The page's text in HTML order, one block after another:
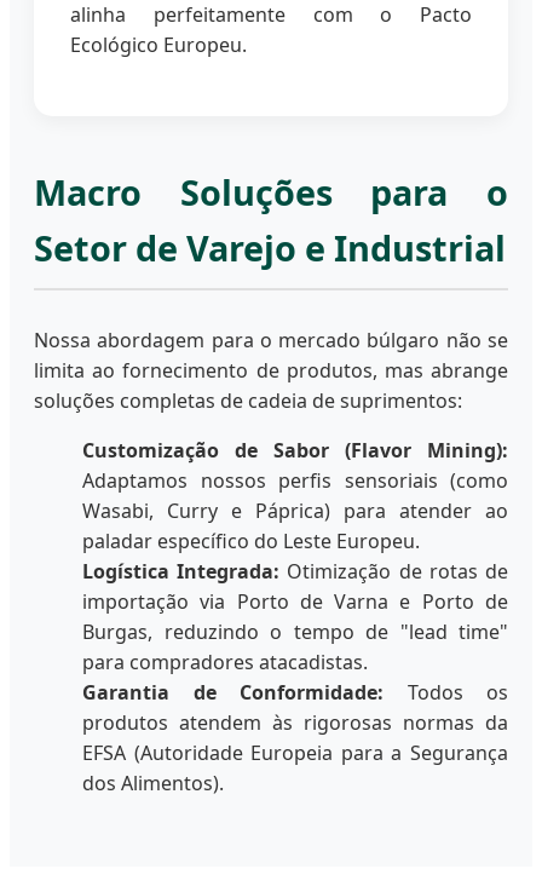
alinha perfeitamente com o Pacto
Ecológico Europeu.
Macro Soluções para o
Setor de Varejo e Industrial
Nossa abordagem para o mercado búlgaro não se
limita ao fornecimento de produtos, mas abrange
soluções completas de cadeia de suprimentos:
Customização de Sabor (Flavor Mining):
Adaptamos nossos perfis sensoriais (como
Wasabi, Curry e Páprica) para atender ao
paladar específico do Leste Europeu.
Logística Integrada: Otimização de rotas de
importação via Porto de Varna e Porto de
Burgas, reduzindo o tempo de "lead time"
para compradores atacadistas.
Garantia de Conformidade: Todos os
produtos atendem às rigorosas normas da
EFSA (Autoridade Europeia para a Segurança
dos Alimentos).